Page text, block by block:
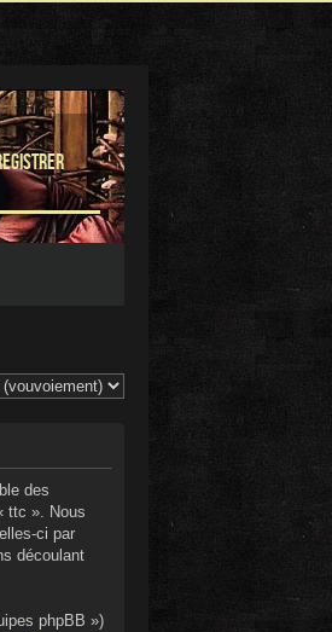
des
ttc ». Nous
ci par
découlant
phpBB »)